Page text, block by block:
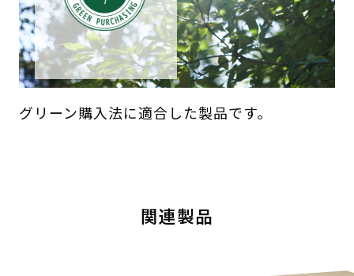
グリーン購入法に適合した製品です。
関連製品